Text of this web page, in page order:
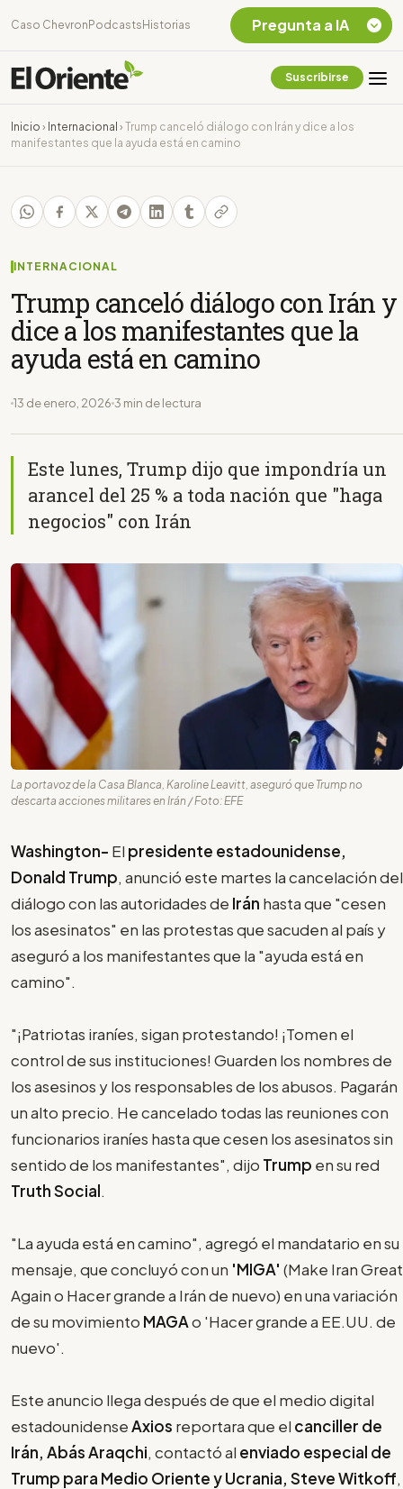
Caso Chevron Podcasts Historias
Suscribirse
Inicio › Internacional › Trump canceló diálogo con Irán y dice a los
manifestantes que la ayuda está en camino
INTERNACIONAL
Trump canceló diálogo con Irán y
dice a los manifestantes que la
ayuda está en camino
13 de enero, 2026 3 min de lectura
Este lunes, Trump dijo que impondría un
arancel del 25 % a toda nación que "haga
negocios" con Irán
La portavoz de la Casa Blanca, Karoline Leavitt, aseguró que Trump no
descarta acciones militares en Irán / Foto: EFE
Washington- El presidente estadounidense,
Donald Trump, anunció este martes la cancelación del
diálogo con las autoridades de Irán hasta que "cesen
los asesinatos" en las protestas que sacuden al país y
aseguró a los manifestantes que la "ayuda está en
camino".
"¡Patriotas iraníes, sigan protestando! ¡Tomen el
control de sus instituciones! Guarden los nombres de
los asesinos y los responsables de los abusos. Pagarán
un alto precio. He cancelado todas las reuniones con
funcionarios iraníes hasta que cesen los asesinatos sin
sentido de los manifestantes", dijo Trump en su red
Truth Social.
"La ayuda está en camino", agregó el mandatario en su
mensaje, que concluyó con un 'MIGA' (Make Iran Great
Againo Hacer grande a Irán de nuevo) en una variación
de su movimiento MAGAo 'Hacer grande a EE.UU. de
nuevo'.
Este anuncio llega después de que el medio digital
estadounidenseAxios reportara que el canciller de
Irán, Abás Araqchi, contactó al enviado especial de
Trump para Medio Oriente y Ucrania, Steve Witkoff,
Pregunta a IA
Chevron Ecuador